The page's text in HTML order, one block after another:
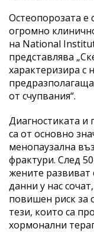
Остеопорозата е
огромно
на National
представлява
характеризира с
от счупвания“.
Диагностиката и
са от основно
менопаузална
фрактури. След
жените развиват
данни у нас
повишен риск за
тези, които са
хормонални